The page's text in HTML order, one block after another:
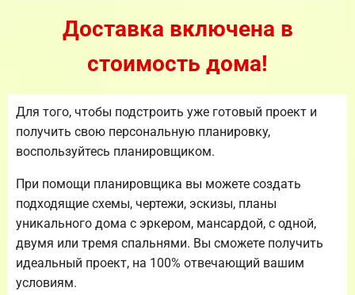
Доставка включена в
стоимость дома!
Для того, чтобы подстроить уже готовый проект и
получить свою персональную планировку,
воспользуйтесь планировщиком.
При помощи планировщика вы можете создать
подходящие схемы, чертежи, эскизы, планы
уникального дома с эркером, мансардой, с одной,
двумя или тремя спальнями. Вы сможете получить
идеальный проект, на 100% отвечающий вашим
условиям.